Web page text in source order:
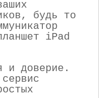
будь то
iPad
и доверие.